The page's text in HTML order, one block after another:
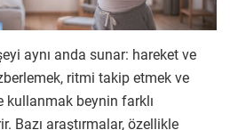
aynı anda sunar: hareket ve
ritmi takip etmek ve
beynin farklı
Bazı araştırmalar, özellikle